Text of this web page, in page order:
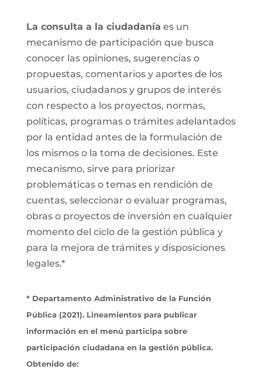
La consulta a la ciudadanía es un
mecanismo de participación que busca
conocer las opiniones, sugerencias o
propuestas, comentarios y aportes de los
usuarios, ciudadanos y grupos de interés
con respecto a los proyectos, normas,
políticas, programas o trámites adelantados
por la entidad antes de la formulación de
los mismos o la toma de decisiones. Este
mecanismo, sirve para priorizar
problemáticas o temas en rendición de
cuentas, seleccionar o evaluar programas,
obras o proyectos de inversión en cualquier
momento del ciclo de la gestión pública y
para la mejora de trámites y disposiciones
legales.*
* Departamento Administrativo de la Función
Pública (2021). Lineamientos para publicar
información en el menú participa sobre
participación ciudadana en la gestión pública.
Obtenido de: